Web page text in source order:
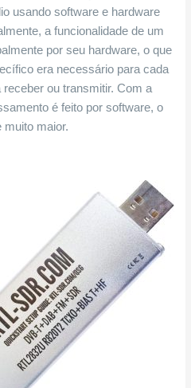
usando software e hardware
a funcionalidade de um
por seu hardware, o que
era necessário para cada
ou transmitir. Com a
é feito por software, o
muito maior.